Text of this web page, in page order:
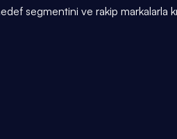
segmentini ve rakip markalarla